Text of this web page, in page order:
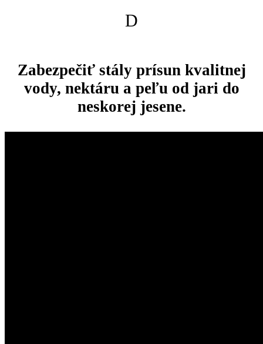
D
Zabezpečiť stály prísun kvalitnej
vody, nektáru a peľu od jari do
neskorej jesene.